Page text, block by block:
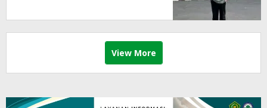
View More